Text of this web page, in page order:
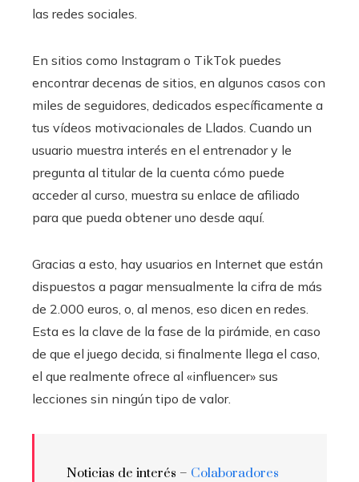
las redes sociales.
En sitios como Instagram o TikTok puedes
encontrar decenas de sitios, en algunos casos con
miles de seguidores, dedicados específicamente a
tus vídeos motivacionales de Llados. Cuando un
usuario muestra interés en el entrenador y le
pregunta al titular de la cuenta cómo puede
acceder al curso, muestra su enlace de afiliado
para que pueda obtener uno desde aquí.
Gracias a esto, hay usuarios en Internet que están
dispuestos a pagar mensualmente la cifra de más
de 2.000 euros, o, al menos, eso dicen en redes.
Esta es la clave de la fase de la pirámide, en caso
de que el juego decida, si finalmente llega el caso,
el que realmente ofrece al «influencer» sus
lecciones sin ningún tipo de valor.
Noticias de interés – Colaboradores